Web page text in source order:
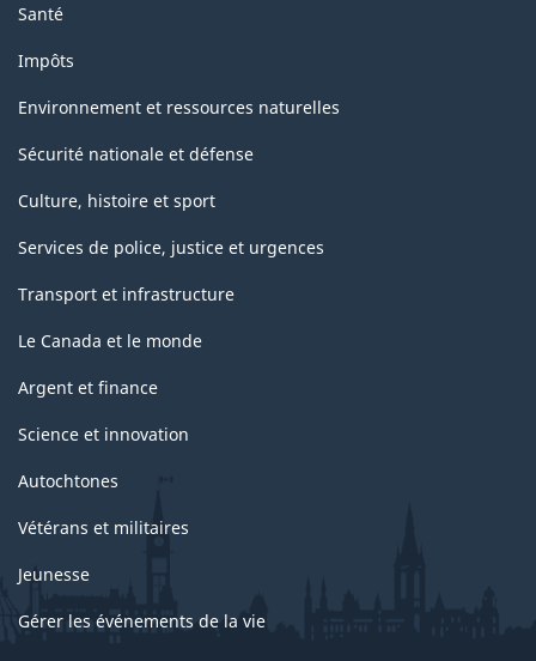
Santé
Impôts
Environnement et ressources naturelles
Sécurité nationale et défense
Culture, histoire et sport
Services de police, justice et urgences
Transport et infrastructure
Le Canada et le monde
Argent et finance
Science et innovation
Autochtones
Vétérans et militaires
Jeunesse
Gérer les événements de la vie